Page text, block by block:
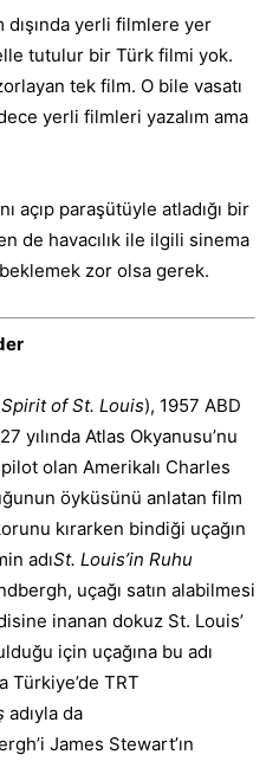
yerli filmlere yer
tutulur bir Türk filmi yok.
tek film. O bile vasatı
yerli filmleri yazalım ama
açıp paraşütüyle atladığı bir
de havacılık ile ilgili sinema
zor olsa gerek.
of St. Louis), 1957 ABD
yılında Atlas Okyanusu’nu
olan Amerikalı Charles
öyküsünü anlatan film
kırarken bindiği uçağın
adıSt. Louis’in Ruhu
uçağı satın alabilmesi
inanan dokuz St. Louis’
için uçağına bu adı
Türkiye’de TRT
adıyla da
James Stewart’ın